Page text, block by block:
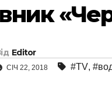
Editor
СІЧ 22, 2018 #TV,